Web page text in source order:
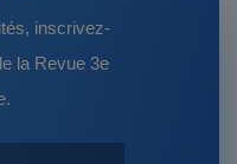
inscrivez-
la Revue 3e